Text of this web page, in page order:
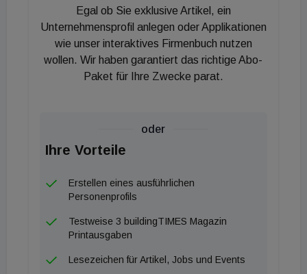
und erklärt, dass bei manchen Firmen auf
Konzernebene ein vorübergehender
Investitionsstopp verhängt worden sei. Das sei es
nicht einfach Entscheidungen zu erhalten, so
Er sei auch gar nicht traurig, dass Corona für sechs
Monate Verzögerung gesorgt hat. "Das hat uns die
Feinschliff zu geben", sagt er. So stehe inzwsichen
fest, dass zwei der geplanten fünf
Ausstellungshäuser unterkellert werden und jedes
der Gebäude werde eine andere Wärmeversorgung
erhalten. Zudem habe man sich intensiv Gedanken
Egal ob Sie exklusive Artikel, ein
Unternehmensprofil anlegen oder Applikationen
wie unser interaktives Firmenbuch nutzen
wollen. Wir haben garantiert das richtige Abo-
Paket für Ihre Zwecke parat.
oder
Ihre Vorteile
Erstellen eines ausführlichen
Personenprofils
Testweise 3 buildingTIMES Magazin
Printausgaben
Lesezeichen für Artikel, Jobs und Events